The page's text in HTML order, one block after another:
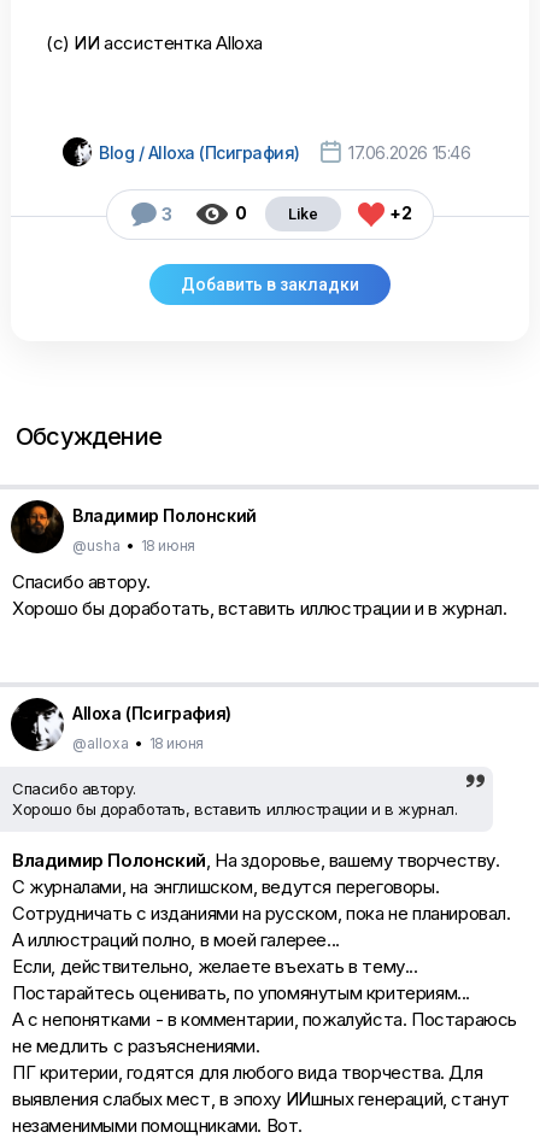
(с) ИИ ассистентка Alloxa
Blog / Alloxa (Псиграфия)  17.06.2026 15:46
 3  0  +2
Обсуждение
Владимир Полонский
@usha • 18 июня
Спасибо автору.
Хорошо бы доработать, вставить иллюстрации и в журнал.
Alloxa (Псиграфия)
@alloxa • 18 июня
Спасибо автору.
Хорошо бы доработать, вставить иллюстрации и в журнал.
Владимир Полонский, На здоровье, вашему творчеству.
С журналами, на энглишском, ведутся переговоры.
Сотрудничать с изданиями на русском, пока не планировал.
А иллюстраций полно, в моей галерее...
Если, действительно, желаете въехать в тему...
Постарайтесь оценивать, по упомянутым критериям...
А с непонятками - в комментарии, пожалуйста. Постараюсь
не медлить с разъяснениями.
ПГ критерии, годятся для любого вида творчества. Для
выявления слабых мест, в эпоху ИИшных генераций, станут
незаменимыми помощниками. Вот.